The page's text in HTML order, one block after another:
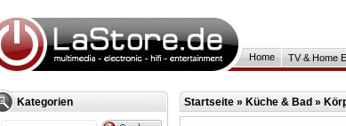
Home TV & Home
Kategorien Startseite » Küche & Bad »